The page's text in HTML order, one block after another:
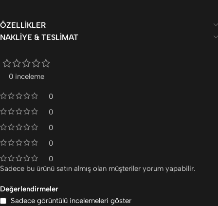
ÖZELLIKLER
NAKLIYE & TESLIMAT
0 inceleme
0
0
0
0
0
Değerlendirmeler
Sadece görüntülü incelemeleri göster
Sadece bu ürünü satın almış olan müşteriler yorum yapabilir.